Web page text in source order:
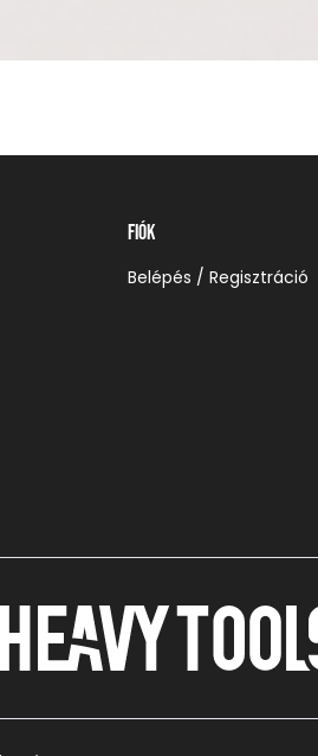
Fiók
Belépés / Regisztráció